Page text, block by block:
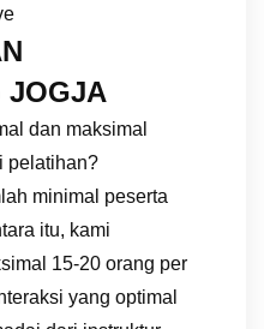
JOGJA
dan maksimal
pelatihan?
minimal peserta
itu, kami
15-20 orang per
yang optimal